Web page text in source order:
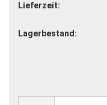
Lieferzeit:
Lagerbestand: